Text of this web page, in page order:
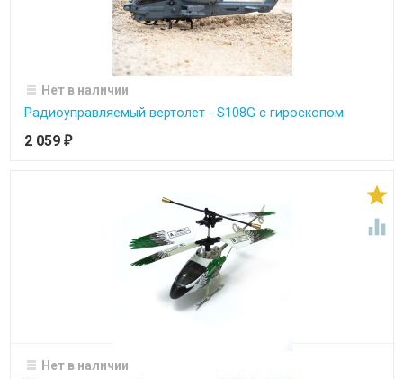
Нет в наличии
Радиоуправляемый вертолет - S108G с гироскопом
2 059 ₽


Нет в наличии